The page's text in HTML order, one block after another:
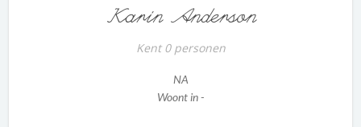
Karin Anderson
Kent 0 personen
NA
Woont in -